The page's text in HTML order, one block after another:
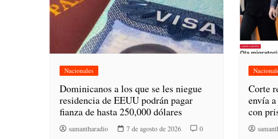
Nacionales
Dominicanos a los que se les niegue
residencia de EEUU podrán pagar
fianza de hasta 250,000 dólares
samantharadio 7 de agosto de 2026 0
Corte
envía
con